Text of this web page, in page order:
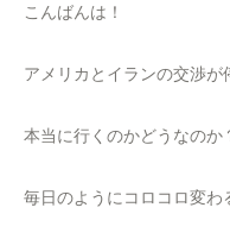
こんばんは！
アメリカとイランの交渉が
本当に行くのかどうなのか
毎日のようにコロコロ変わ